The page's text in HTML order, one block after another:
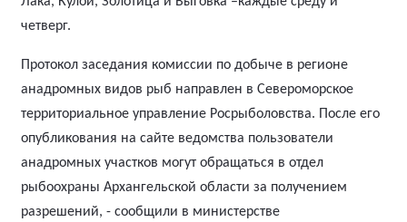
четверг.
Протокол заседания комиссии по добыче в регионе
анадромных видов рыб направлен в Североморское
территориальное управление Росрыболовства. После его
опубликования на сайте ведомства пользователи
анадромных участков могут обращаться в отдел
рыбоохраны Архангельской области за получением
разрешений, - сообщили в министерстве